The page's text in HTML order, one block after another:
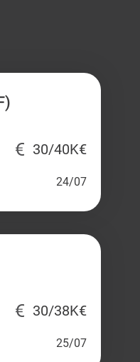
30/40K€
24/07
30/38K€
25/07